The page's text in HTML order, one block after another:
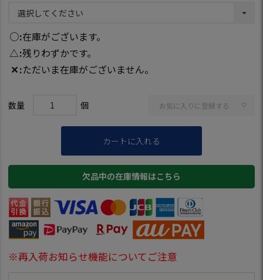
○ 在庫がございます。
△ 残りわずかです。
✕ ただいま在庫がございません。
お気に入りに登録する
カートに入れる
欠品中の在庫情報はこちら
※再入荷お知らせ機能についてご注意